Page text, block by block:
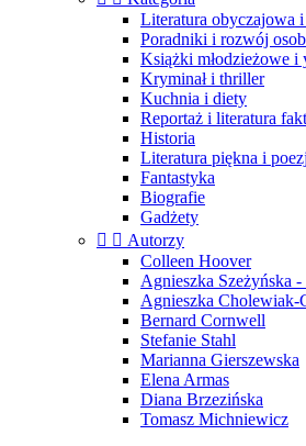
Literatura obyczajowa i
Poradniki i rozwój
Książki młodzieżowe i
Kryminał i thriller
Kuchnia i diety
Reportaż i literatura
Historia
Literatura piękna i
Fantastyka
Biografie
Gadżety
  Autorzy
Colleen Hoover
Agnieszka Szeżyńska
Agnieszka
Bernard Cornwell
Stefanie Stahl
Marianna Gierszewska
Elena Armas
Diana Brzezińska
Tomasz Michniewicz